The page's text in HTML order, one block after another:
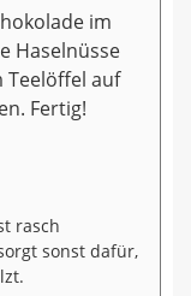
im
Haselnüsse
auf
Fertig!
rasch
sonst dafür,